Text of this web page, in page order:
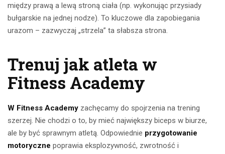
między prawą a lewą stroną ciała (np. wykonując przysiady
bułgarskie na jednej nodze). To kluczowe dla zapobiegania
urazom – zazwyczaj „strzela” ta słabsza strona.
Trenuj jak atleta w
Fitness Academy
W Fitness Academy zachęcamy do spojrzenia na trening
szerzej. Nie chodzi o to, by mieć największy biceps w biurze,
ale by być sprawnym atletą. Odpowiednie przygotowanie
motoryczne poprawia eksplozywność, zwrotność i